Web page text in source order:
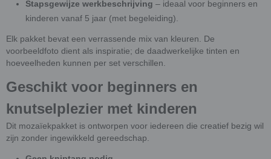
Stapsgewijze werkbeschrijving – ideaal voor beginners en
kinderen vanaf 5 jaar (met begeleiding).
Elk pakket bevat een verrassende mix van kleuren. De
voorbeeldfoto dient als inspiratie; de daadwerkelijke tinten en
hoeveelheden kunnen per set verschillen.
Geschikt voor beginners en
knutselplezier met kinderen
Dit mozaïekpakket is ontworpen voor iedereen die creatief bezig wil
zijn zonder ingewikkeld gereedschap.